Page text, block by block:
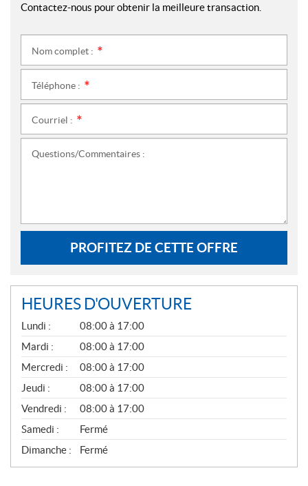
Contactez-nous pour obtenir la meilleure transaction.
Nom complet :
Téléphone :
Courriel :
Questions/Commentaires :
PROFITEZ DE CETTE OFFRE
HEURES D'OUVERTURE
G
É
N
É
R
A
L
Lundi :
08:00 à 17:00
Mardi :
08:00 à 17:00
Mercredi :
08:00 à 17:00
Jeudi :
08:00 à 17:00
Vendredi :
08:00 à 17:00
Samedi :
Fermé
Dimanche :
Fermé